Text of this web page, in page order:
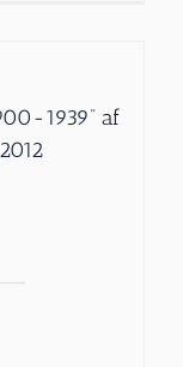
1939” af